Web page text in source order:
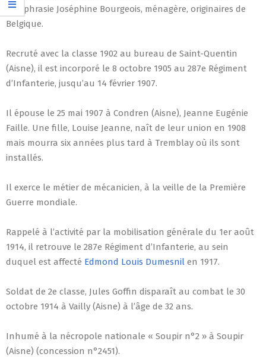
d’Euphrasie Joséphine Bourgeois, ménagère, originaires de
Belgique.
Recruté avec la classe 1902 au bureau de Saint-Quentin
(Aisne), il est incorporé le 8 octobre 1905 au 287e Régiment
d’Infanterie, jusqu’au 14 février 1907.
Il épouse le 25 mai 1907 à Condren (Aisne), Jeanne Eugénie
Faille. Une fille, Louise Jeanne, naît de leur union en 1908
mais mourra six années plus tard à Tremblay où ils sont
installés.
Il exerce le métier de mécanicien, à la veille de la Première
Guerre mondiale.
Rappelé à l’activité par la mobilisation générale du 1er août
1914, il retrouve le 287e Régiment d’Infanterie, au sein
duquel est affecté Edmond Louis Dumesnil en 1917.
Soldat de 2e classe, Jules Goffin disparaît au combat le 30
octobre 1914 à Vailly (Aisne) à l’âge de 32 ans.
Inhumé à la nécropole nationale « Soupir n°2 » à Soupir
(Aisne) (concession n°2451).